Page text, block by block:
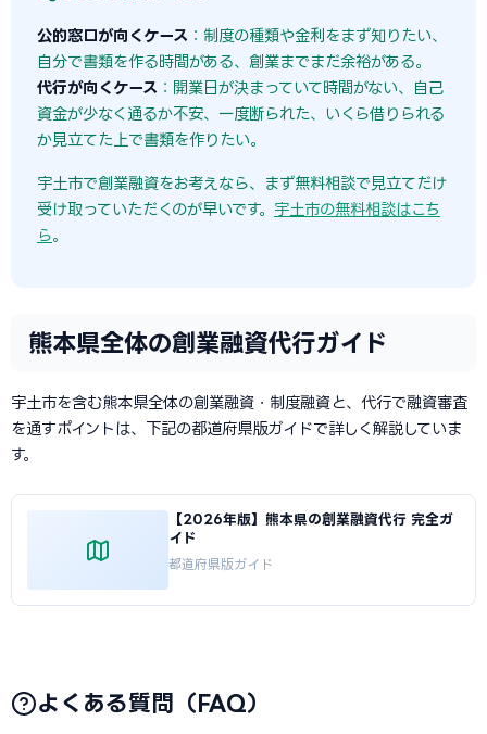
公的窓口が向くケース ：制度の種類や金利をまず知りたい、
自分で書類を作る時間がある、創業までまだ余裕がある。
代行が向くケース ：開業日が決まっていて時間がない、自己
資金が少なく通るか不安、一度断られた、いくら借りられる
か見立てた上で書類を作りたい。
宇土市で創業融資をお考えなら、まず無料相談で見立てだけ
受け取っていただくのが早いです。 宇土市の無料相談はこち
ら。
熊本県全体の創業融資代行ガイド
宇土市を含む熊本県全体の創業融資・制度融資と、代行で融資審査
を通すポイントは、下記の都道府県版ガイドで詳しく解説していま
す。
【2026年版】熊本県の創業融資代行 完全ガ
イド
都道府県版ガイド
よくある質問（FAQ）